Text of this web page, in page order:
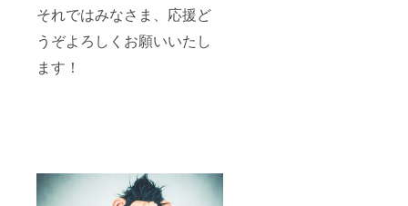
それではみなさま、応援ど
うぞよろしくお願いいたし
ます！